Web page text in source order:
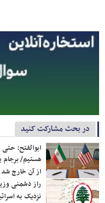
در بحث مشارکت کنید
ابوالفتح:
هستیم/ برجام
از آن خارج شد
راز دشمنی
نزدیک به